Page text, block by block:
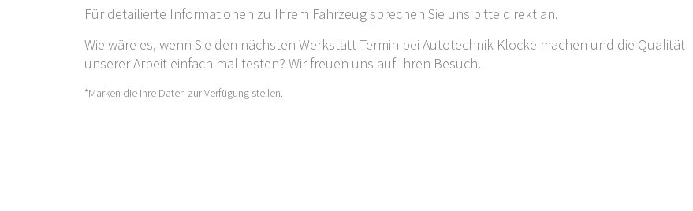
Für detailierte Informationen zu Ihrem Fahrzeug sprechen Sie uns bitte direkt an.
Wie wäre es, wenn Sie den nächsten Werkstatt-Termin bei Autotechnik Klocke machen und die Qualität
unserer Arbeit einfach mal testen? Wir freuen uns auf Ihren Besuch.
*Marken die Ihre Daten zur Verfügung stellen.